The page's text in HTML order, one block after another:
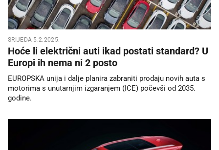
SRIJEDA 5.2.2025.
Hoće li električni auti ikad postati standard? U
Europi ih nema ni 2 posto
EUROPSKA unija i dalje planira zabraniti prodaju novih auta s
motorima s unutarnjim izgaranjem (ICE) počevši od 2035.
godine.